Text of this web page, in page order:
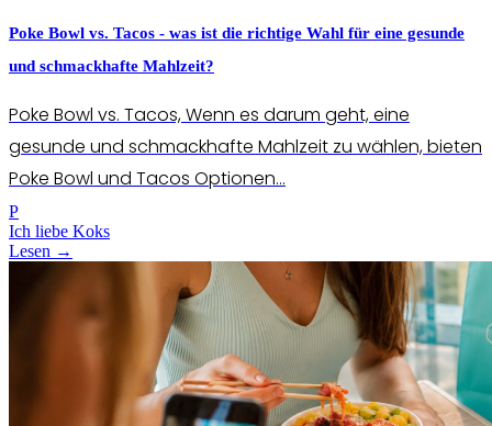
Poke Bowl vs. Tacos - was ist die richtige Wahl für eine gesunde
und schmackhafte Mahlzeit?
Poke Bowl vs. Tacos, Wenn es darum geht, eine
gesunde und schmackhafte Mahlzeit zu wählen, bieten
Poke Bowl und Tacos Optionen...
P
Ich liebe Koks
Lesen →